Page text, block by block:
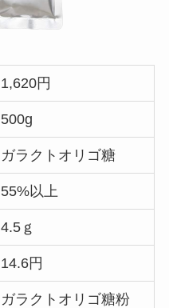
1,620円
500g
ガラクトオリゴ糖
55%以上
4.5ｇ
14.6円
ガラクトオリゴ糖粉